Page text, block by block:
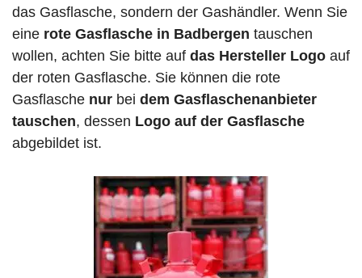
das Gasflasche, sondern der Gashändler. Wenn Sie
eine rote Gasflasche in Badbergen tauschen
wollen, achten Sie bitte auf das Hersteller Logo auf
der roten Gasflasche. Sie können die rote
Gasflasche nur bei dem Gasflaschenanbieter
tauschen, dessen Logo auf der Gasflasche
abgebildet ist.